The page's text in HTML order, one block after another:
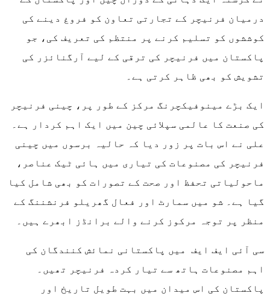
درمیان فرنیچر کے تجارتی تعاون کو فروغ دینے کی
کوششوں کو تسلیم کرنے پر منتظم کی تعریف کی، جو
پاکستان میں فرنیچر کی ترقی کے لیے آرگنائزر کی
تشویش کو بھی ظاہر کرتی ہے۔
ایک بڑے مینوفیکچرنگ مرکز کے طور پر، چینی فرنیچر
کی صنعت کا عالمی سپلائی چین میں ایک اہم کردار ہے۔
علی نے اس بات پر زور دیا کہ حالیہ برسوں میں چینی
فرنیچر کی مصنوعات کی تیاری میں ہائی ٹیک عناصر،
ماحولیاتی تحفظ اور صحت کے تصورات کو بھی شامل کیا
گیا ہے۔ شو میں سمارٹ اور فعال گھریلو فرنشننگ کے
منظر پر توجہ مرکوز کرنے والے برانڈز ابھرے ہیں۔
اہم مصنوعات ہاتھ سے تیار کردہ فرنیچر تھیں۔
پاکستان کی اس میدان میں بہت طویل تاریخ اور